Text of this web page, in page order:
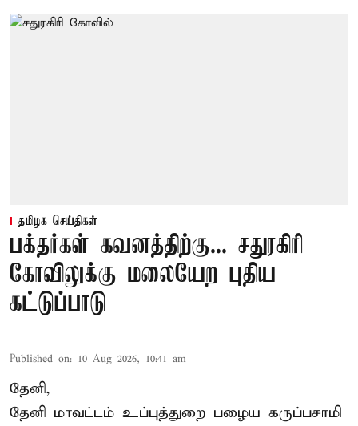
தமிழக செய்திகள்
பக்தர்கள் கவனத்திற்கு... சதுரகிரி
கோவிலுக்கு மலையேற புதிய
கட்டுப்பாடு
Published on: 10 Aug 2026, 10:41 am
தேனி,
தேனி மாவட்டம் உப்புத்துறை பழைய கருப்பசாமி